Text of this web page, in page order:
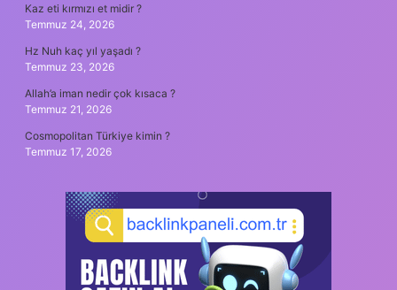
Kaz eti kırmızı et midir ?
Temmuz 24, 2026
Hz Nuh kaç yıl yaşadı ?
Temmuz 23, 2026
Allah’a iman nedir çok kısaca ?
Temmuz 21, 2026
Cosmopolitan Türkiye kimin ?
Temmuz 17, 2026